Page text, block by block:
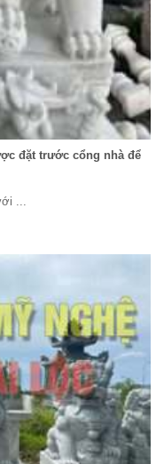
đặt trước cổng nhà để
...